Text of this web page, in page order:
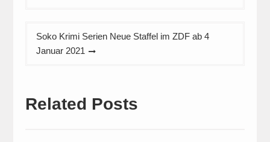
Soko Krimi Serien Neue Staffel im ZDF ab 4
Januar 2021
Related Posts